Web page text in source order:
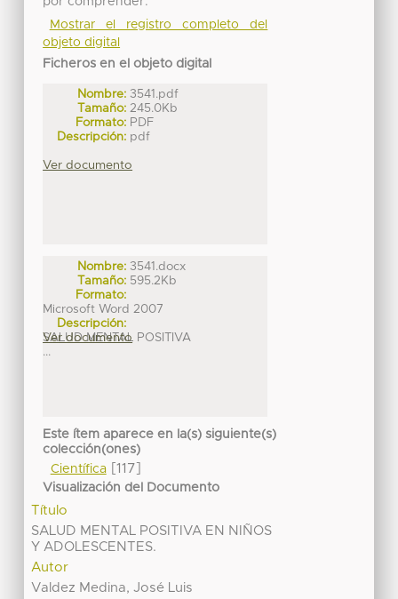
Mostrar el registro completo del
objeto digital
Ficheros en el objeto digital
Nombre: 3541.pdf
Tamaño: 245.0Kb
Formato: PDF
Descripción: pdf
Ver documento
Nombre: 3541.docx
Tamaño: 595.2Kb
Formato:
Microsoft Word 2007
Descripción:
SALUD MENTAL POSITIVA
...
Ver documento
Este ítem aparece en la(s) siguiente(s)
colección(ones)
Científica[117]
Visualización del Documento
Título
SALUD MENTAL POSITIVA EN NIÑOS
Y ADOLESCENTES.
Autor
Valdez Medina, José Luis